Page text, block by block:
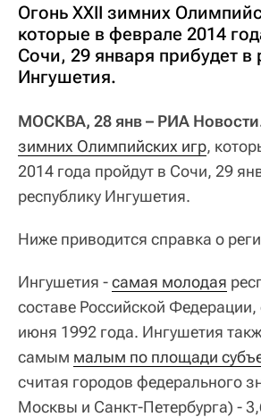
Огонь XXII зимних
которые в феврале 2014
Сочи, 29 января прибудет в
Ингушетия.
МОСКВА, 28 янв – РИА
зимних Олимпийских игр,
2014 года пройдут в Сочи, 29
республику Ингушетия.
Ниже приводится справка о
Ингушетия -самая молодая
составе Российской
июня 1992 года. Ингушетия
самым малым по площади
считая городов федерального
Москвы и Санкт-Петербурга) -